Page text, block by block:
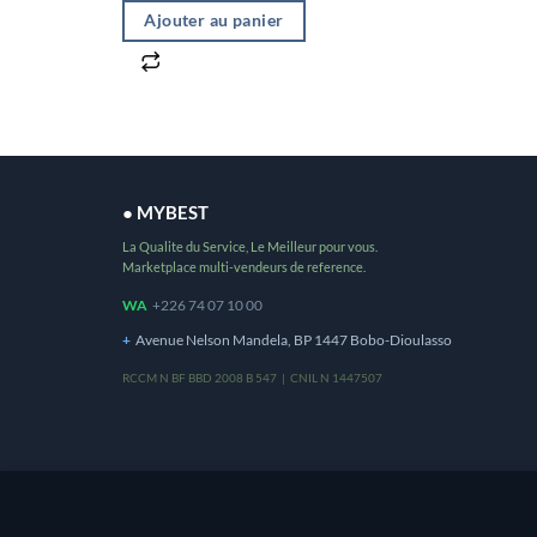
Ajouter au panier
● MYBEST
La Qualite du Service, Le Meilleur pour vous.
Marketplace multi-vendeurs de reference.
WA +226 74 07 10 00
+ Avenue Nelson Mandela, BP 1447 Bobo-Dioulasso
RCCM N BF BBD 2008 B 547 | CNIL N 1447507